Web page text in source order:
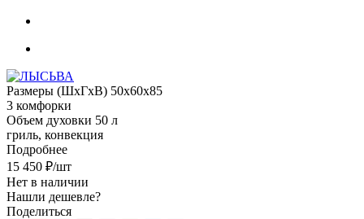
Размеры (ШхГхВ) 50x60x85
3 комфорки
Объем духовки 50 л
гриль, конвекция
Подробнее
15 450 ₽/шт
Нет в наличии
Нашли дешевле?
Поделиться